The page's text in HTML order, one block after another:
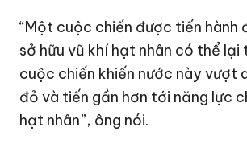
“Một cuộc chiến được tiến hành
sở hữu vũ khí hạt nhân có thể lại
cuộc chiến khiến nước này vượt
đỏ và tiến gần hơn tới năng lực
hạt nhân”, ông nói.